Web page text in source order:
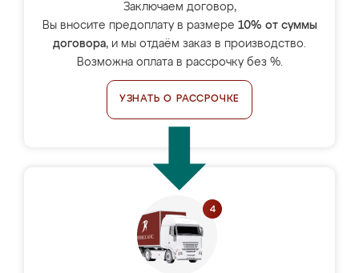
Заключаем договор,
Вы вносите предоплату в размере 10% от суммы
договора, и мы отдаём заказ в производство.
Возможна оплата в рассрочку без %.
УЗНАТЬ О РАССРОЧКЕ